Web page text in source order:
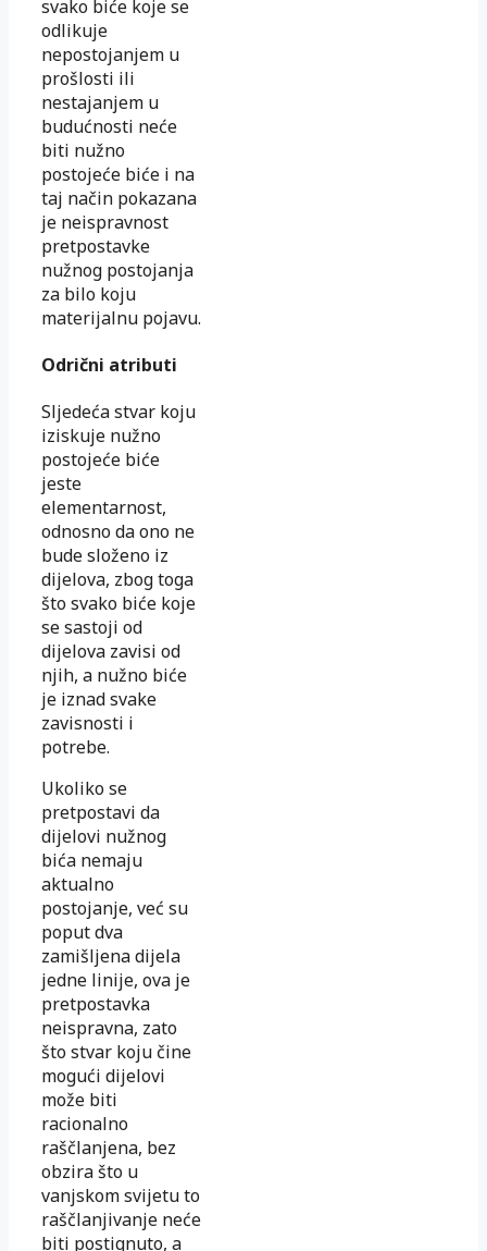
svako biće koje se
odlikuje
nepostojanjem u
prošlosti ili
nestajanjem u
budućnosti neće
biti nužno
postojeće biće i na
taj način pokazana
je neispravnost
pretpostavke
nužnog postojanja
za bilo koju
materijalnu pojavu.
Odrični atributi
Sljedeća stvar koju
iziskuje nužno
postojeće biće
jeste
elementarnost,
odnosno da ono ne
bude složeno iz
dijelova, zbog toga
što svako biće koje
se sastoji od
dijelova zavisi od
njih, a nužno biće
je iznad svake
zavisnosti i
potrebe.
Ukoliko se
pretpostavi da
dijelovi nužnog
bića nemaju
aktualno
postojanje, već su
poput dva
zamišljena dijela
jedne linije, ova je
pretpostavka
neispravna, zato
što stvar koju čine
mogući dijelovi
može biti
racionalno
raščlanjena, bez
obzira što u
vanjskom svijetu to
raščlanjivanje neće
biti postignuto, a